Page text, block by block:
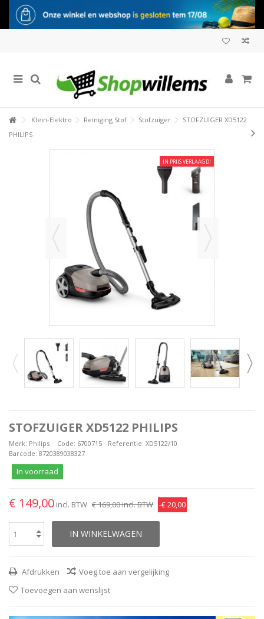
Klein-Elektro Reiniging Stof Stofzuiger
STOFZUIGER XD5122
PHILIPS
IN PRIJS VERLAAGD!
STOFZUIGER XD5122 PHILIPS
Merk: Philips Code: 6700715 Referentie: XD5122/10
Barcode: 8720389038327
In voorraad
€ 149,00 incl. BTW € 169,00incl. BTW -€ 20,00
IN WINKELWAGEN
Afdrukken
Voeg toe aan vergelijking
Toevoegen aan wenslijst